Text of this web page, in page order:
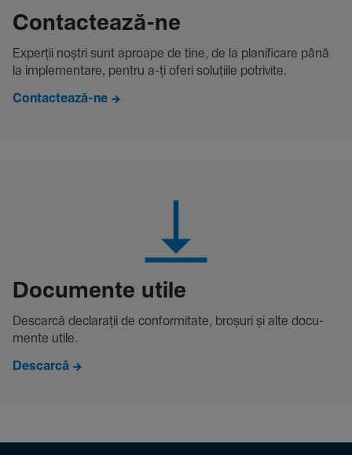
Contac­tează-ne
Experții noștri sunt aproape de tine, de la plani­fi­care până
la imple­men­tare, pentru a-ți oferi solu­țiile potri­vite.
Contactează-ne
Docu­mente utile
Descarcă decla­rații de conformitate, broșuri și alte docu­
mente utile.
Descarcă